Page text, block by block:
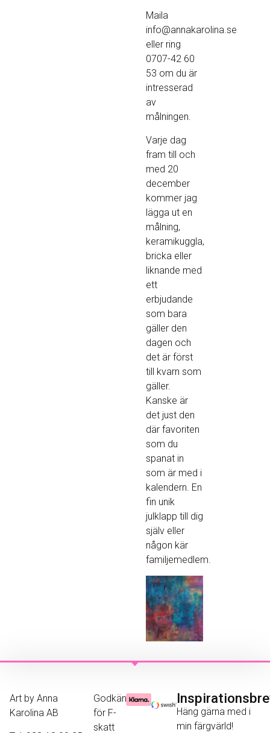
Maila
info@annakarolina.se
eller ring
0707-42 60
53 om du är
intresserad
av
målningen.
Varje dag
fram till och
med 20
december
kommer jag
lägga ut en
målning,
keramikuggla,
bricka eller
liknande med
ett
erbjudande
som bara
gäller den
dagen och
det är först
till kvarn som
gäller.
Kanske är
det just den
där favoriten
som du
spanat in
som är med i
kalendern. En
fin unik
julklapp till dig
själv eller
någon kär
familjemedlem.
Art by Anna
Karolina AB
Godkänd
för F-
skatt
Häng gärna med i
min färgvärld!